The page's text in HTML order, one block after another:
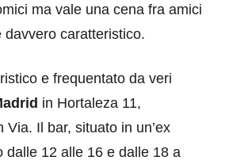
ma vale una cena fra amici
caratteristico.
e frequentato da veri
in Hortaleza 11,
Via. Il bar, situato in un’ex
dalle 12 alle 16 e dalle 18 a